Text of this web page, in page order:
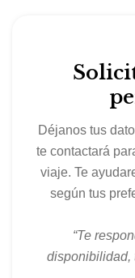
Déjanos tus
te contactará
viaje. Te
según tus
“Te
disponibilidad,